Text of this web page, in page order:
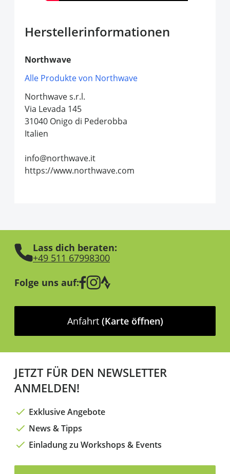
Herstellerinformationen
Northwave
Alle Produkte von Northwave
Northwave s.r.l.
Via Levada 145
31040 Onigo di Pederobba
Italien
info@northwave.it
https://www.northwave.com
Lass dich beraten:
+49 511 67998300
Folge uns auf:
Anfahrt (Karte öffnen)
JETZT FÜR DEN NEWSLETTER
ANMELDEN!
Exklusive Angebote
News & Tipps
Einladung zu Workshops & Events